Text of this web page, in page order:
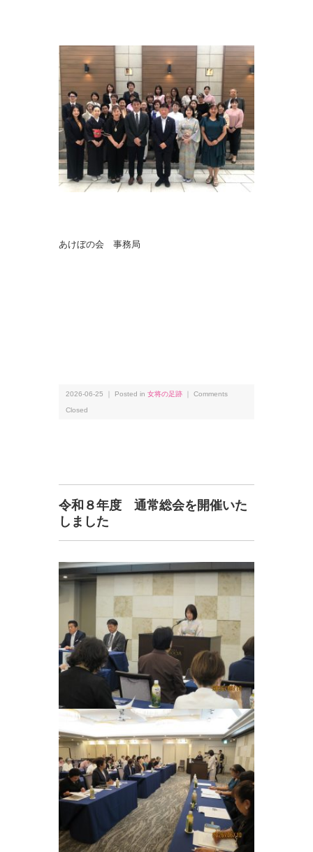
あけぼの会 事務局
2026-06-25 ｜ Posted in 女将の足跡 Comments
Closed
令和８年度 通常総会を開催いた
しました